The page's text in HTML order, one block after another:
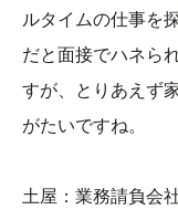
ルタイムの仕事を
だと面接でハネら
すが、とりあえず
がたいですね。
土屋：業務請負会